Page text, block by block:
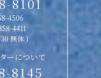
4506
4411
無休 )
ーについて
8145